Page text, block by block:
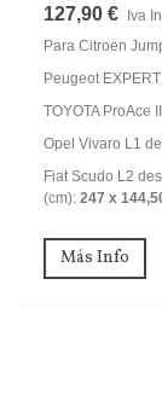
127,90 €
Iva
Para Citroen
Peugeot
TOYOTA ProAce
Opel Vivaro L1
Fiat Scudo L2
(cm): 247 x
Más Info